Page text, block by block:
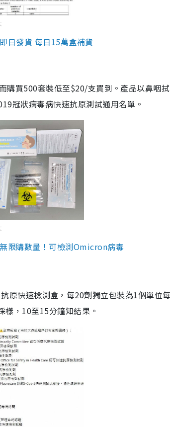
日發貨 每日15萬盒補貨
購買500套裝低至$20/支買到。產品以鼻咽
冠狀病毒病快速抗原測試通用名單。
限購數量！可檢測Omicron病毒
原快速檢測盒，每20劑獨立包裝為1個單位
，10至15分鐘知結果。